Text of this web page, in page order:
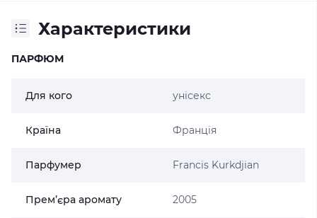
Характеристики
ПАРФЮМ
Для кого унісекс
Країна Франція
Парфумер Francis Kurkdjian
Прем’єра аромату 2005